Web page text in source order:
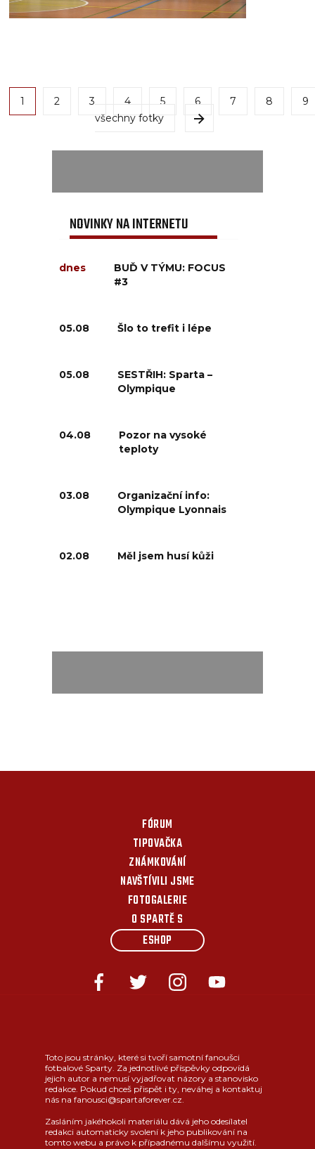
1 2 3 4 5 6 7 8
9
všechny fotky
NOVINKY NA INTERNETU
dnes
BUĎ V TÝMU: FOCUS
#3
05.08 Šlo to trefit i lépe
05.08
SESTŘIH: Sparta –
Olympique
04.08
Pozor na vysoké
teploty
03.08
Organizační info:
Olympique Lyonnais
02.08 Měl jsem husí kůži
FÓRUM
TIPOVAČKA
ZNÁMKOVÁNÍ
NAVŠTÍVILI JSME
FOTOGALERIE
O SPARTĚ S
ESHOP
Toto jsou stránky, které si tvoří samotní fanoušci
fotbalové Sparty. Za jednotlivé příspěvky odpovídá
jejich autor a nemusí vyjadřovat názory a stanovisko
redakce. Pokud chceš přispět i ty, neváhej a kontaktuj
nás na fanousci@spartaforever.cz.
Zasláním jakéhokoli materiálu dává jeho odesílatel
redakci automaticky svolení k jeho publikování na
tomto webu a právo k případnému dalšímu využití.